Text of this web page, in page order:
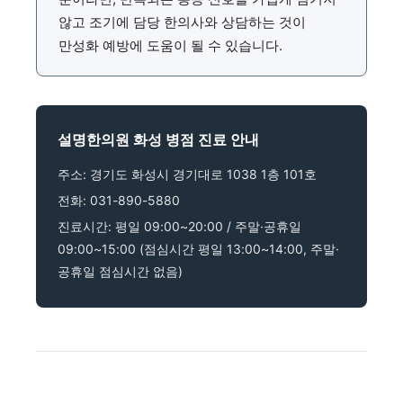
않고 조기에 담당 한의사와 상담하는 것이
만성화 예방에 도움이 될 수 있습니다.
설명한의원 화성 병점 진료 안내
주소: 경기도 화성시 경기대로 1038 1층 101호
전화: 031-890-5880
진료시간: 평일 09:00~20:00 / 주말·공휴일
09:00~15:00 (점심시간 평일 13:00~14:00, 주말·
공휴일 점심시간 없음)